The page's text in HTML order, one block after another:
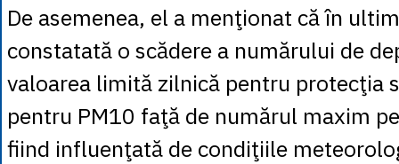
De asemenea, el a menţionat că în
constatată o scădere a numărului de
valoarea limită zilnică pentru protecţia
pentru PM10 faţă de numărul maxim
fiind influenţată de condiţiile